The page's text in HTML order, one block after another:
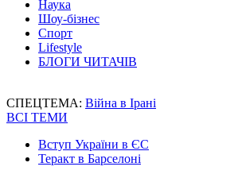
Наука
Шоу-бізнес
Спорт
Lifestyle
БЛОГИ ЧИТАЧІВ
СПЕЦТЕМА: Війна в Ірані
ВСІ ТЕМИ
Вступ України в ЄС
Теракт в Барселоні